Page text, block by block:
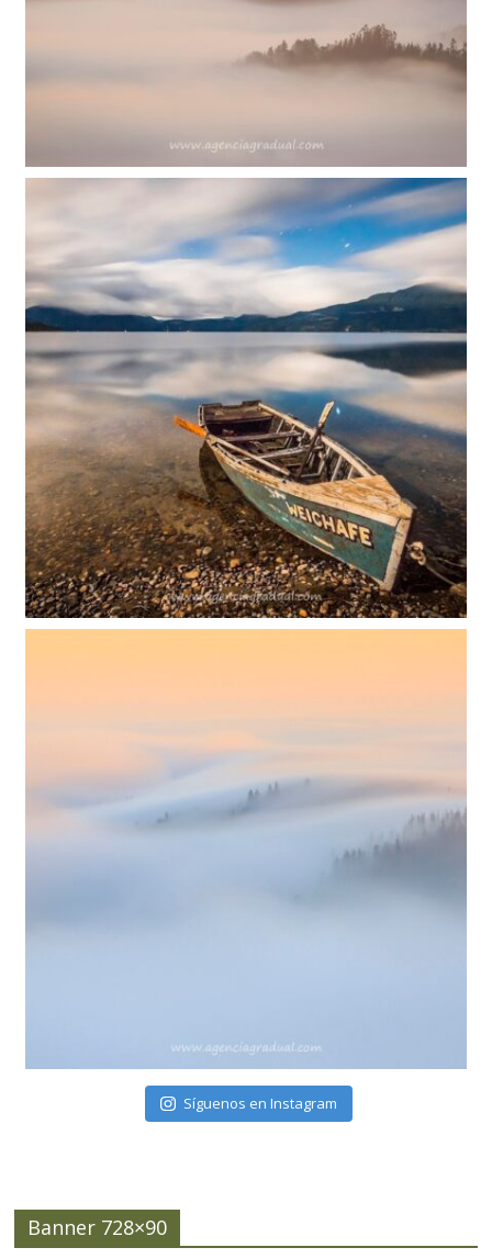
Síguenos en Instagram
Banner 728×90